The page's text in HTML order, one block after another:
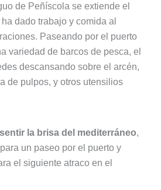
de Peñíscola se extiende el
dado trabajo y comida al
Paseando por el puerto
variedad de barcos de pesca, el
descansando sobre el arcén,
de pulpos, y otros utensilios
la brisa del mediterráneo,
un paseo por el puerto y
el siguiente atraco en el